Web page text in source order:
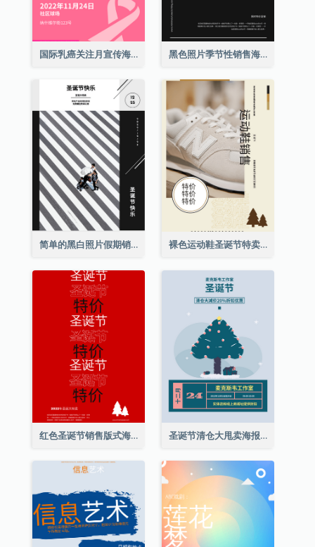
国际乳癌关注月宣传海报 黑色照片季节性销售海报
简单的黑白照片假期销售海报 裸色运动鞋圣诞节特卖海报
红色圣诞节销售版式海报 圣诞节清仓大甩卖海报